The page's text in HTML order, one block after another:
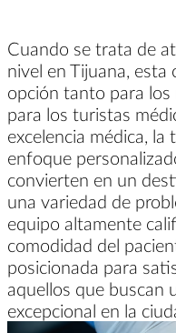
Cuando se trata de
nivel en Tijuana, esta
opción tanto para los
para los turistas
excelencia médica, la
enfoque
convierten en un
una variedad de
equipo altamente
comodidad del
posicionada para
aquellos que buscan
excepcional en la